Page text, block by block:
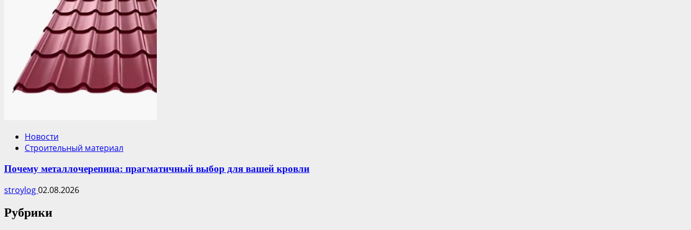
Новости
Строительный материал
Почему металлочерепица: прагматичный выбор для вашей кровли
stroylog02.08.2026
Рубрики